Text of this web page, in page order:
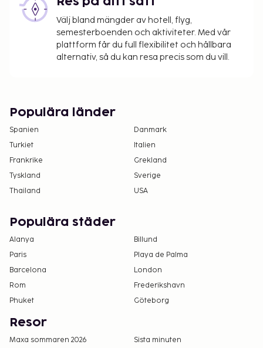
Välj bland mängder av hotell, flyg,
semesterboenden och aktiviteter. Med vår
plattform får du full flexibilitet och hållbara
alternativ, så du kan resa precis som du vill.
Populära länder
Spanien
Danmark
Turkiet
Italien
Frankrike
Grekland
Tyskland
Sverige
Thailand
USA
Populära städer
Alanya
Billund
Paris
Playa de Palma
Barcelona
London
Rom
Frederikshavn
Phuket
Göteborg
Resor
Maxa sommaren 2026
Sista minuten